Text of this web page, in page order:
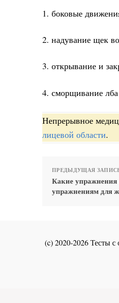
1. боковые
2. надувание щек
3. открывание и
4. сморщивание
Непрерывное
лицевой области.
ПРЕДЫДУЩАЯ
Какие упражнения
упражнениям для
(c) 2020-2026 Тесты